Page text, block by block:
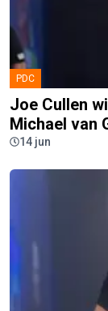
PDC
Joe Cullen
Michael van
14 jun